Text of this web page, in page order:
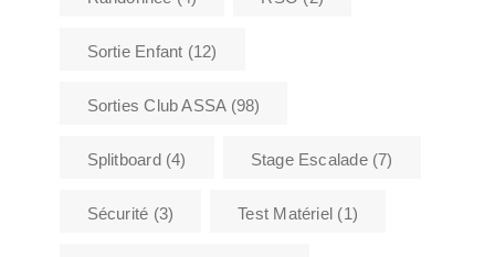
Sortie Enfant (12)
Sorties Club ASSA(98)
Splitboard(4) Stage Escalade(7)
Sécurité (3) Test Matériel (1)